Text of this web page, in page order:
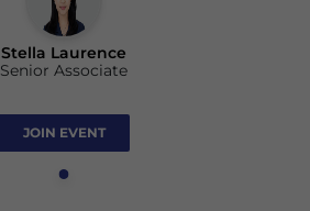
Stella Laurence
Senior Associate
JOIN EVENT